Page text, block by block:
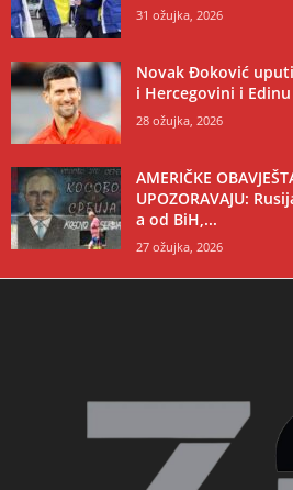
31 ožujka, 2026
Novak Đoković
i Hercegovini i Edinu
28 ožujka, 2026
AMERIČKE
UPOZORAVAJU:
a od BiH,...
27 ožujka, 2026